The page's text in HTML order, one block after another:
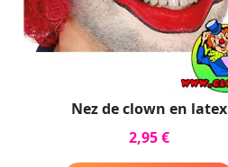
Nez de clown en latex
2,95 €